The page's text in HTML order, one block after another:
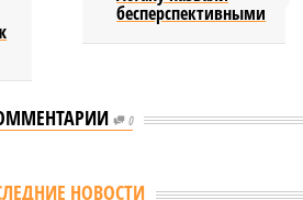
бесперспективными
0
НОВОСТИ